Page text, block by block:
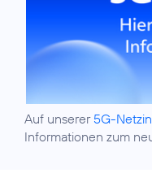
Auf unserer 5G-
Informationen zum